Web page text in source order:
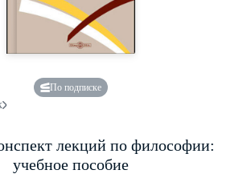
По подписке
лекций по философии:
учебное пособие